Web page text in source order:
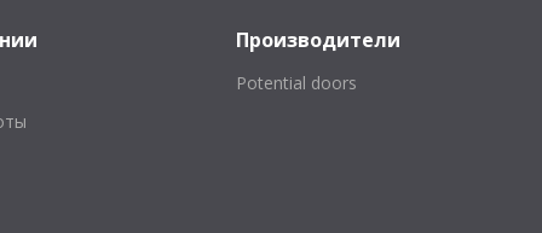
Производители
Potential doors